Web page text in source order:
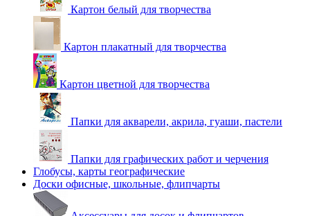
Картон белый для творчества
Картон плакатный для творчества
Картон цветной для творчества
Папки для акварели, акрила, гуаши, пастели
Папки для графических работ и черчения
Глобусы, карты географические
Доски офисные, школьные, флипчарты